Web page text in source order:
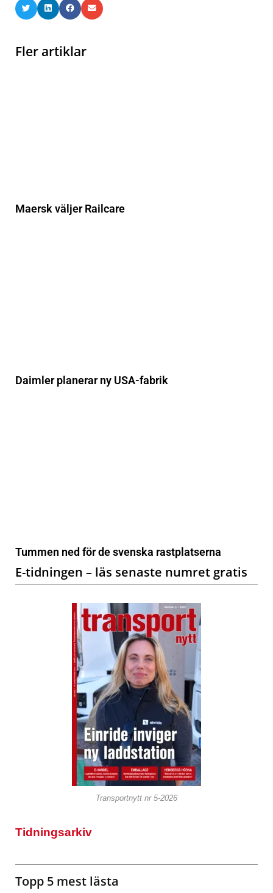
Fler artiklar
Maersk väljer Railcare
Daimler planerar ny USA-fabrik
Tummen ned för de svenska rastplatserna
E-tidningen – läs senaste numret gratis
Transportnytt nr 5-2026
Tidningsarkiv
Topp 5 mest lästa